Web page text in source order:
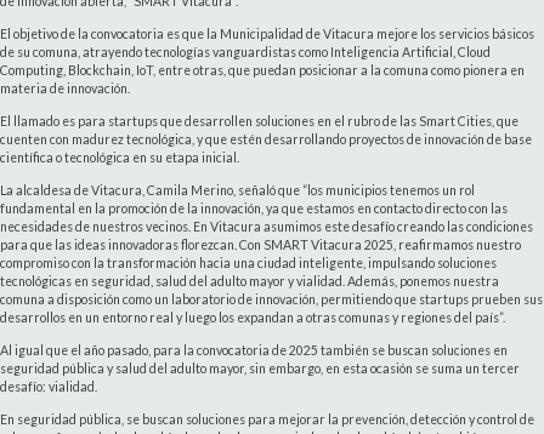
El objetivo de la convocatoria es que la Municipalidad de Vitacura mejore los servicios básicos
de su comuna, atrayendo tecnologías vanguardistas como Inteligencia Artificial, Cloud
Computing, Blockchain, IoT, entre otras, que puedan posicionar a la comuna como pionera en
materia de innovación.
El llamado es para startups que desarrollen soluciones en el rubro de las Smart Cities, que
cuenten con madurez tecnológica, y que estén desarrollando proyectos de innovación de base
científica o tecnológica en su etapa inicial.
La alcaldesa de Vitacura, Camila Merino, señaló que “los municipios tenemos un rol
fundamental en la promoción de la innovación, ya que estamos en contacto directo con las
necesidades de nuestros vecinos. En Vitacura asumimos este desafío creando las condiciones
para que las ideas innovadoras florezcan. Con SMART Vitacura 2025, reafirmamos nuestro
compromiso con la transformación hacia una ciudad inteligente, impulsando soluciones
tecnológicas en seguridad, salud del adulto mayor y vialidad. Además, ponemos nuestra
comuna a disposición como un laboratorio de innovación, permitiendo que startups prueben sus
desarrollos en un entorno real y luego los expandan a otras comunas y regiones del país”.
Al igual que el año pasado, para la convocatoria de 2025 también se buscan soluciones en
seguridad pública y salud del adulto mayor, sin embargo, en esta ocasión se suma un tercer
desafío: vialidad.
En seguridad pública, se buscan soluciones para mejorar la prevención, detección y control de